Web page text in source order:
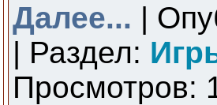
Далее... |
| Раздел:
Просмотров: